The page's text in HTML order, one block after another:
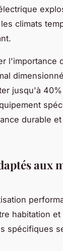
climats
l'importance
jusqu'à
durable
aux
habitation et
spécifiques